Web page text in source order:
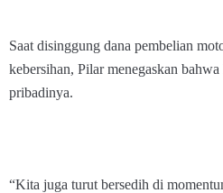
Saat disinggung dana pembelian
kebersihan, Pilar menegaskan
pribadinya.
“Kita juga turut bersedih di